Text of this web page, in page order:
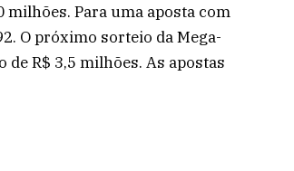
milhões. Para uma aposta com
O próximo sorteio da Mega-
R$ 3,5 milhões. As apostas